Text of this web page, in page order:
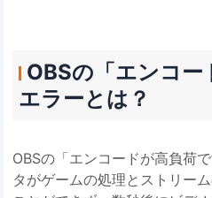
OBSの「エンコー
エラーとは？
OBSの「エンコードが高負荷
タがゲームの処理とストリー